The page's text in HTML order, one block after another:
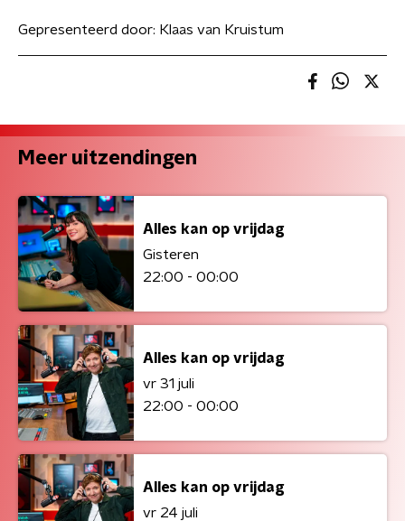
Gepresenteerd door: Klaas van Kruistum
Meer uitzendingen
Alles kan op vrijdag
Gisteren
22:00 - 00:00
Alles kan op vrijdag
vr 31 juli
22:00 - 00:00
Alles kan op vrijdag
vr 24 juli